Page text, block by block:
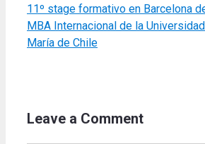
11º stage formativo en Barcelona
MBA Internacional de la
María de Chile
Leave a Comment